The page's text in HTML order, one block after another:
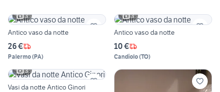
3
Antico vaso da notte
26 €
Palermo(PA)
3
Antico vaso da notte
10 €
Candiolo(TO)
3
Vasi da notte Antico Ginori